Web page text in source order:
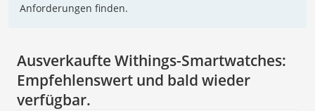
Anforderungen finden.
Ausverkaufte Withings-Smartwatches:
Empfehlenswert und bald wieder
verfügbar.